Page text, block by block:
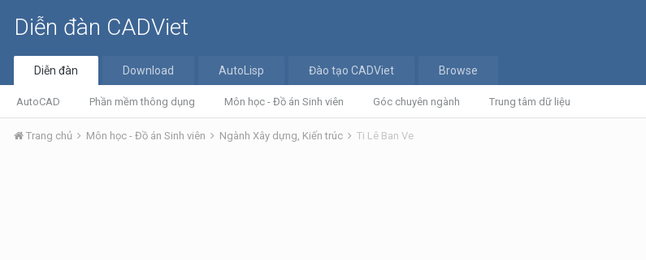
Diễn đàn CADViet
Diễn đàn
AutoCAD Phần mềm thông dụng Môn học - Đồ án Sinh viên Góc chuyên ngành Trung tâm dữ liệu
Download AutoLisp Đào tạo CADViet Browse
Trang chủ Môn học - Đồ án Sinh viên Ngành Xây dựng, Kiến trúc Ti Lê Ban Ve